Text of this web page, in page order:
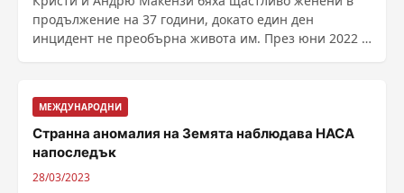
продължение на 37 години, докато един ден
инцидент не преобърна живота им. През юни 2022 г.
МЕЖДУНАРОДНИ
Странна аномалия на Земята наблюдава НАСА
напоследък
28/03/2023